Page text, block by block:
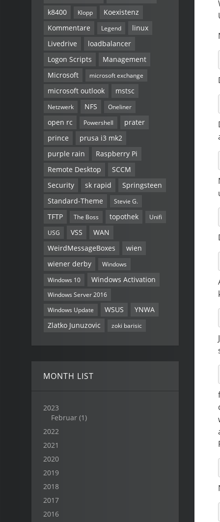
k8400
Klopp
Koexistenz
Kommentare
Legend
linux
Livedrive
loadbalancer
Logon Scripts
Management
Microsoft
microsoft exchange
microsoft outlook mstsc
Netzwerk NFS Oneliner
open rc Powershell
prater
prince
prusa i3 mk2
purple rain
Raspberry Pi
Remote Desktop
SCCM
Security
sk rapid
Springsteen
Standard-Theme
Stevie G.
TFTP The Boss topothek
Unifi
USG
VSS
WAN
WeirdMessageBoxes
wien
wiener derby
Windows
Windows 10
Windows Activation
Windows Server 2016
Windows Update
WSUS
YNWA
Zlatko Junuzovic
zoki barisic
MONTH LIST
2023
Februar (1)
2022
2021
2020
2019
2018
2017
2016